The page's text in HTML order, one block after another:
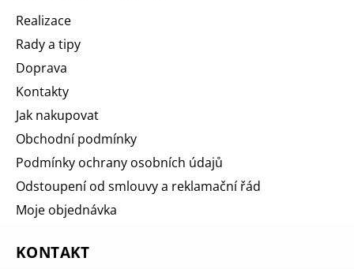
Realizace
Rady a tipy
Doprava
Kontakty
Jak nakupovat
Obchodní podmínky
Podmínky ochrany osobních údajů
Odstoupení od smlouvy a reklamační řád
Moje objednávka
KONTAKT